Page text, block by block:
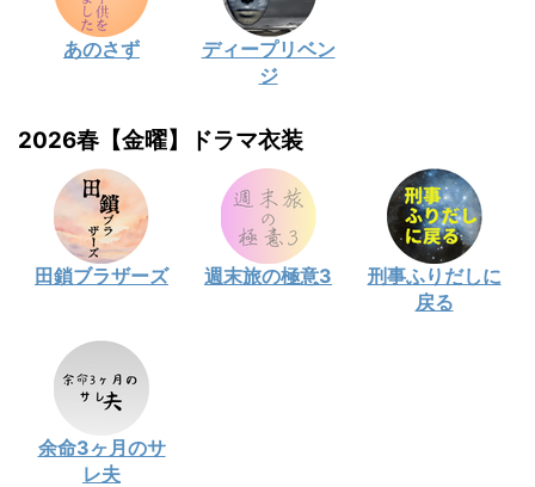
あのさず
ディープリベン
ジ
2026春【金曜】ドラマ衣装
田鎖ブラザーズ 週末旅の極意3
刑事ふりだしに
戻る
余命3ヶ月のサ
レ夫